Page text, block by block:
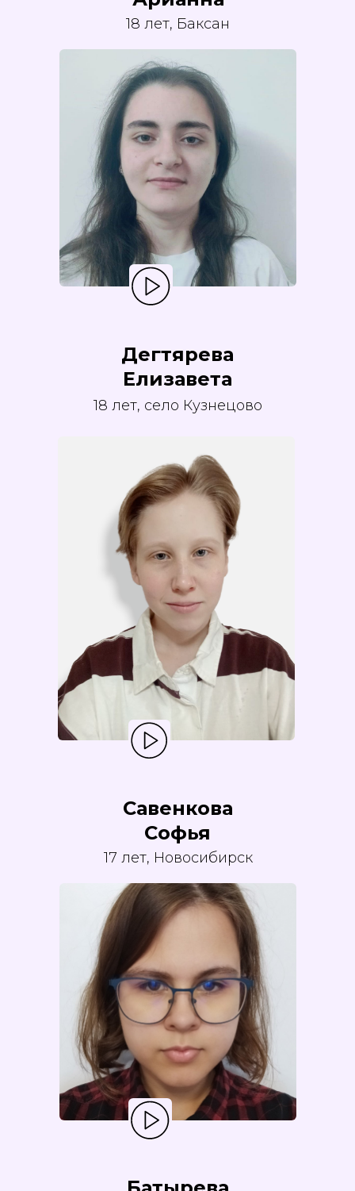
18 лет, Баксан
Дегтярева
Елизавета
18 лет, село Кузнецово
Савенкова
Софья
17 лет, Новосибирск